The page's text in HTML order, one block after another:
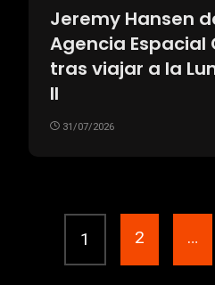
Jeremy Hansen
Agencia Espacial
tras viajar a la
II
31/07/2026
1 2 …